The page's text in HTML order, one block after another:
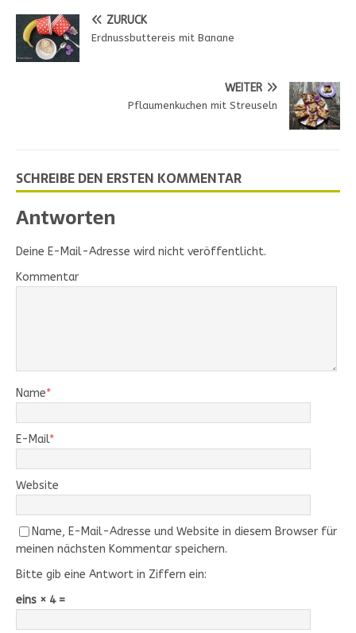
ZURÜCK
Erdnussbuttereis mit Banane
WEITER
Pflaumenkuchen mit Streuseln
SCHREIBE DEN ERSTEN KOMMENTAR
Antworten
Deine E-Mail-Adresse wird nicht veröffentlicht.
Kommentar
Name*
E-Mail*
Website
Name, E-Mail-Adresse und Website in diesem Browser für
meinen nächsten Kommentar speichern.
Bitte gib eine Antwort in Ziffern ein:
eins × 4 =